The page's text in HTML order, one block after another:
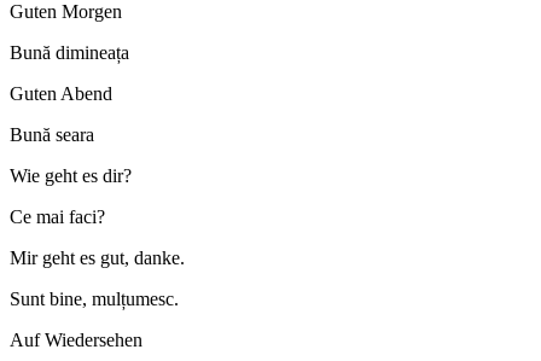
Guten Morgen
Bună dimineața
Guten Abend
Bună seara
Wie geht es dir?
Ce mai faci?
Mir geht es gut, danke.
Sunt bine, mulțumesc.
Auf Wiedersehen